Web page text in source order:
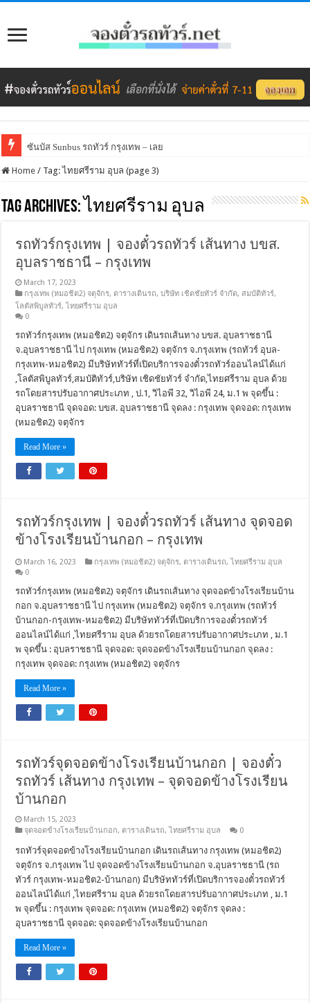
ซันบัส Sunbus รถทัวร์ กรุงเทพ – เลย
Home / Tag:ไทยศรีราม อุบล (page 3)
Tag Archives: ไทยศรีราม อุบล
รถทัวร์กรุงเทพ | จองตั๋วรถทัวร์ เส้นทาง บขส.
อุบลราชธานี – กรุงเทพ
March 17, 2023
กรุงเทพ (หมอชิต2) จตุจักร, ตารางเดินรถ,บริษัท เชิดชัยทัวร์ จำกัด, สมบัติทัวร์,
โลตัสพิบูลทัวร์,ไทยศรีราม อุบล
0
รถทัวร์กรุงเทพ (หมอชิต2) จตุจักร เดินรถเส้นทาง บขส. อุบลราชธานี
จ.อุบลราชธานี ไป กรุงเทพ (หมอชิต2) จตุจักร จ.กรุงเทพ (รถทัวร์ อุบล-
กรุงเทพ-หมอชิต2) มีบริษัททัวร์ที่เปิดบริการจองตั๋วรถทัวร์ออนไลน์ได้แก่
,โลตัสพิบูลทัวร์,สมบัติทัวร์,บริษัท เชิดชัยทัวร์ จำกัด,ไทยศรีราม อุบล ด้วย
รถโดยสารปรับอากาศประเภท , ป.1, วิไอพี 32, วิไอพี 24, ม.1 พ จุดขึ้น :
อุบลราชธานี จุดจอด: บขส. อุบลราชธานี จุดลง : กรุงเทพ จุดจอด: กรุงเทพ
(หมอชิต2) จตุจักร
Read More »
รถทัวร์กรุงเทพ | จองตั๋วรถทัวร์ เส้นทาง จุดจอด
ข้างโรงเรียนบ้านกอก – กรุงเทพ
March 16, 2023 กรุงเทพ (หมอชิต2) จตุจักร, ตารางเดินรถ,ไทยศรีราม อุบล
0
รถทัวร์กรุงเทพ (หมอชิต2) จตุจักร เดินรถเส้นทาง จุดจอดข้างโรงเรียนบ้าน
กอก จ.อุบลราชธานี ไป กรุงเทพ (หมอชิต2) จตุจักร จ.กรุงเทพ (รถทัวร์
บ้านกอก-กรุงเทพ-หมอชิต2) มีบริษัททัวร์ที่เปิดบริการจองตั๋วรถทัวร์
ออนไลน์ได้แก่ ,ไทยศรีราม อุบล ด้วยรถโดยสารปรับอากาศประเภท , ม.1
พ จุดขึ้น : อุบลราชธานี จุดจอด: จุดจอดข้างโรงเรียนบ้านกอก จุดลง :
กรุงเทพ จุดจอด: กรุงเทพ (หมอชิต2) จตุจักร
Read More »
รถทัวร์จุดจอดข้างโรงเรียนบ้านกอก | จองตั๋ว
รถทัวร์ เส้นทาง กรุงเทพ – จุดจอดข้างโรงเรียน
บ้านกอก
March 15, 2023
จุดจอดข้างโรงเรียนบ้านกอก, ตารางเดินรถ,ไทยศรีราม อุบล 0
รถทัวร์จุดจอดข้างโรงเรียนบ้านกอก เดินรถเส้นทาง กรุงเทพ (หมอชิต2)
จตุจักร จ.กรุงเทพ ไป จุดจอดข้างโรงเรียนบ้านกอก จ.อุบลราชธานี (รถ
ทัวร์ กรุงเทพ-หมอชิต2-บ้านกอก) มีบริษัททัวร์ที่เปิดบริการจองตั๋วรถทัวร์
ออนไลน์ได้แก่ ,ไทยศรีราม อุบล ด้วยรถโดยสารปรับอากาศประเภท , ม.1
พ จุดขึ้น : กรุงเทพ จุดจอด: กรุงเทพ (หมอชิต2) จตุจักร จุดลง :
อุบลราชธานี จุดจอด: จุดจอดข้างโรงเรียนบ้านกอก
Read More »